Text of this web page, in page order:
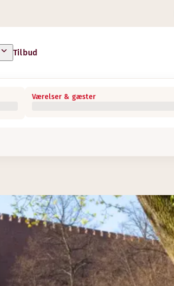
Tilbud
Værelser & gæster